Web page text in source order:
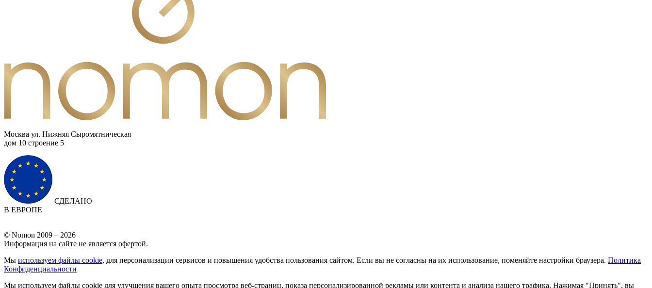
Москва ул. Нижняя Сыромятническая
дом 10 cтроение 5
СДЕЛАНО
В ЕВРОПЕ
© Nomon 2009 – 2026
Информация на сайте не является офертой.
Мы используем файлы cookie, для персонализации сервисов и повышения удобства пользования сайтом. Если вы не согласны на их использование, поменяйте настройки браузера. Политика
Конфиденциальности
Мы используем файлы cookie для улучшения вашего опыта просмотра веб-страниц, показа персонализированной рекламы или контента и анализа нашего трафика. Нажимая "Принять", вы